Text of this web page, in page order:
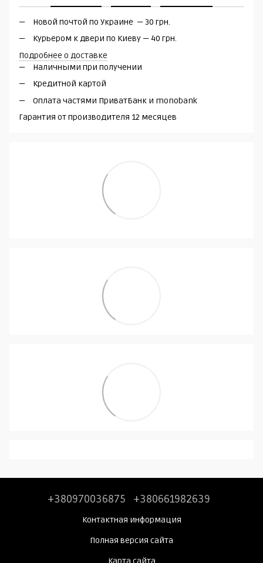
Новой почтой по Украине — 30 грн.
Курьером к двери по Киеву — 40 грн.
Подробнее о доставке
Наличными при получении
Кредитной картой
Оплата частями ПриватБанк и monobank
Гарантия от производителя 12 месяцев
+380970036875 +380661982639
Контактная информация
Полная версия сайта
Карта сайта